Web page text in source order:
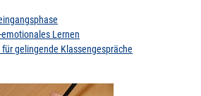
Lernen
gelingende Klassengespräche